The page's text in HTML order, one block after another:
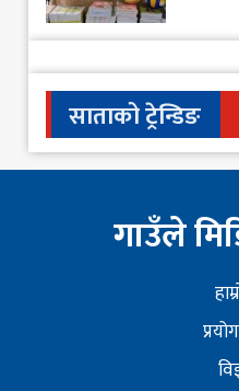
साताको ट्रेन्डिङ
गाउँले